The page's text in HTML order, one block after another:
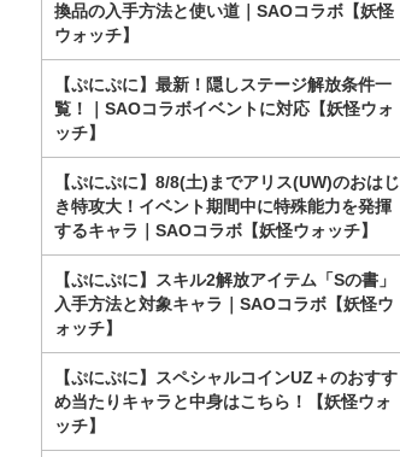
換品の入手方法と使い道｜SAOコラボ【妖怪
ウォッチ】
【ぷにぷに】最新！隠しステージ解放条件一
覧！｜SAOコラボイベントに対応【妖怪ウォ
ッチ】
【ぷにぷに】8/8(土)までアリス(UW)のおはじ
き特攻大！イベント期間中に特殊能力を発揮
するキャラ｜SAOコラボ【妖怪ウォッチ】
【ぷにぷに】スキル2解放アイテム「Sの書」
入手方法と対象キャラ｜SAOコラボ【妖怪ウ
ォッチ】
【ぷにぷに】スペシャルコインUZ＋のおすす
め当たりキャラと中身はこちら！【妖怪ウォ
ッチ】